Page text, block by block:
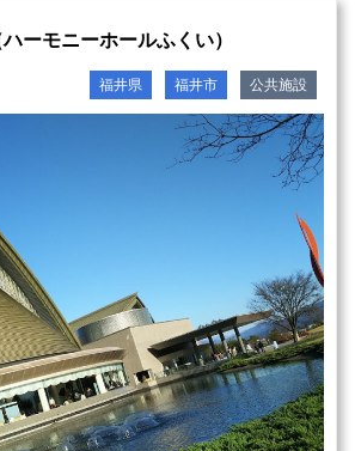
ーモニーホールふくい）
福井県 福井市 公共施設